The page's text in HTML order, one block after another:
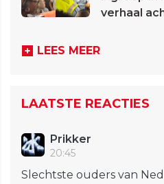
verhaal
LEES MEER
LAATSTE REACTIES
Prikker
20:45
Slechtste ouders van